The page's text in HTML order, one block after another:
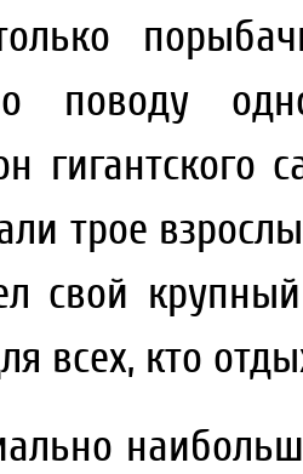
поводу
гигантского
трое
свой
всех, кто